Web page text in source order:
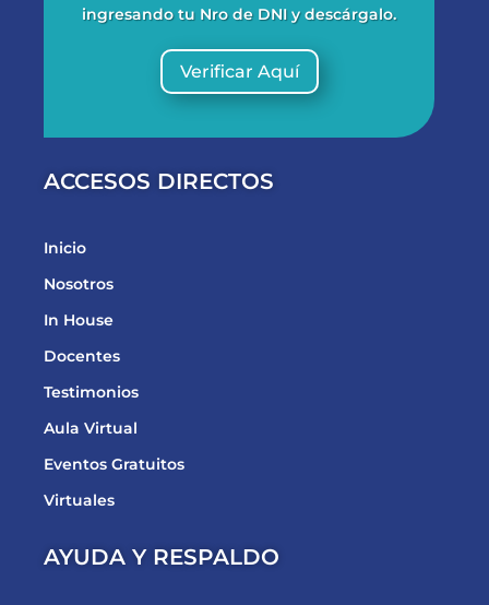
ingresando tu Nro de DNI y descárgalo.
Verificar Aquí
ACCESOS DIRECTOS
Inicio
Nosotros
In House
Docentes
Testimonios
Aula Virtual
Eventos Gratuitos
Virtuales
AYUDA Y RESPALDO